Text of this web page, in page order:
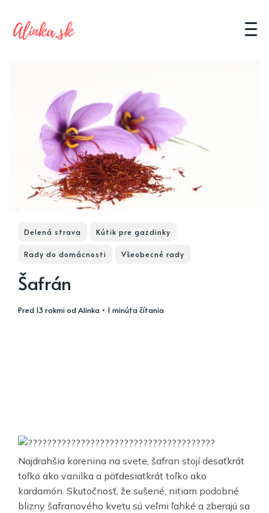
Delená strava Kútik pre gazdinky
Rady do domácnosti Všeobecné rady
Šafrán
pred 13 rokmiodAlinka • 1 minúta čítania
Najdrahšia korenina na svete, šafran stojí desaťkrát
toľko ako vanilka a päťdesiatkrát toľko ako
kardamón. Skutočnosť, že sušené, nitiam podobné
blizny šafranového kvetu sú veľmi ľahké a zberajú sa